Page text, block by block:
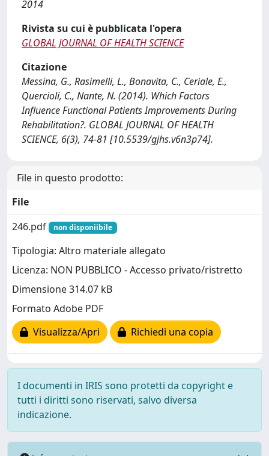
2014
Rivista su cui è pubblicata l'opera
GLOBAL JOURNAL OF HEALTH SCIENCE
Citazione
Messina, G., Rasimelli, L., Bonavita, C., Ceriale, E.,
Quercioli, C., Nante, N. (2014). Which Factors
Influence Functional Patients Improvements During
Rehabilitation?. GLOBAL JOURNAL OF HEALTH
SCIENCE, 6(3), 74-81 [10.5539/gjhs.v6n3p74].
File in questo prodotto:
File
246.pdf
non disponiibile
Tipologia: Altro materiale allegato
Licenza: NON PUBBLICO - Accesso privato/ristretto
Dimensione 314.07 kB
Formato Adobe PDF
Visualizza/Apri
Richiedi una copia
I documenti in IRIS sono protetti da copyright e
tutti i diritti sono riservati, salvo diversa
indicazione.